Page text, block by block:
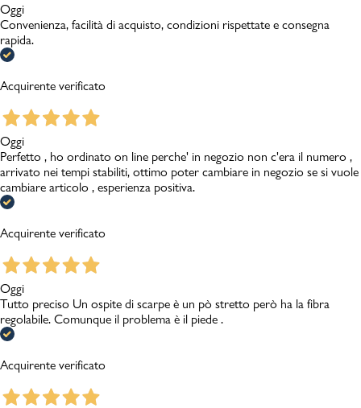
Oggi
Convenienza, facilità di acquisto, condizioni rispettate e consegna
rapida.
Acquirente verificato
Oggi
Perfetto , ho ordinato on line perche' in negozio non c'era il numero ,
arrivato nei tempi stabiliti, ottimo poter cambiare in negozio se si vuole
cambiare articolo , esperienza positiva.
Acquirente verificato
Oggi
Tutto preciso Un ospite di scarpe è un pò stretto però ha la fibra
regolabile. Comunque il problema è il piede .
Acquirente verificato